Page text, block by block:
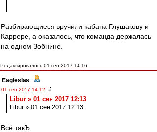
Разбирающиеся вручили кабана Глушакову и
Каррере, а оказалось, что команда держалась
на одном Зобнине.
Редактировалось 01 сен 2017 14:16
Eaglesias -
01 сен 2017 14:12
Libur » 01 сен 2017 12:13
Libur » 01 сен 2017 12:13
Всё такЪ.